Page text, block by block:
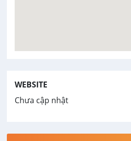
WEBSITE
Chưa cập nhật